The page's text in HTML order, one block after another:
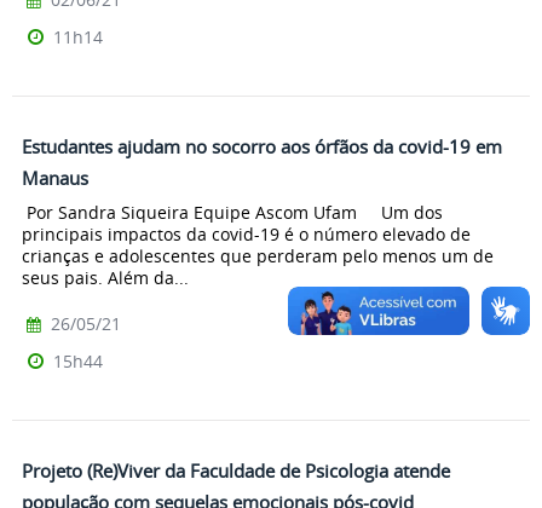
11h14
Estudantes ajudam no socorro aos órfãos da covid-19 em
Manaus
Por Sandra Siqueira Equipe Ascom Ufam Um dos
principais impactos da covid-19 é o número elevado de
crianças e adolescentes que perderam pelo menos um de
seus pais. Além da...
26/05/21
15h44
Projeto (Re)Viver da Faculdade de Psicologia atende
população com sequelas emocionais pós-covid